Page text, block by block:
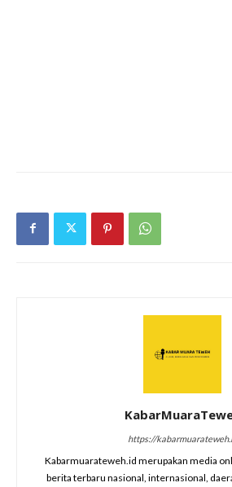
https://
Kabarmuarateweh.id merupakan media
berita terbaru nasional, internasional,